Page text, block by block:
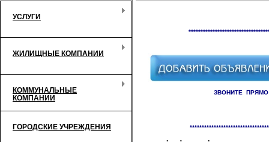
УСЛУГИ
ЖИЛИЩНЫЕ КОМПАНИИ
КОММУНАЛЬНЫЕ
КОМПАНИИ
ГОРОДСКИЕ УЧРЕЖДЕНИЯ
ЗВОНИТЕ